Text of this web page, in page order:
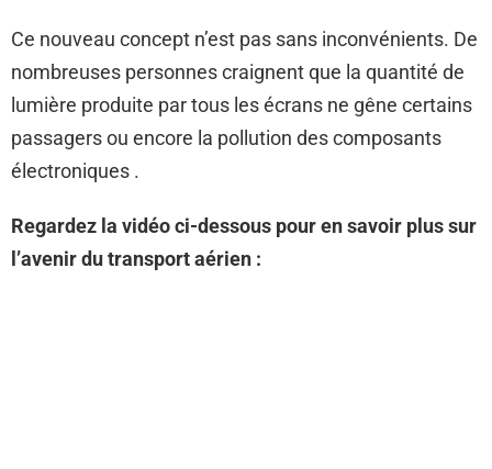
Ce nouveau concept n’est pas sans inconvénients. De
nombreuses personnes craignent que la quantité de
lumière produite par tous les écrans ne gêne certains
passagers ou encore la pollution des composants
électroniques .
Regardez la vidéo ci-dessous pour en savoir plus sur
l’avenir du transport aérien :